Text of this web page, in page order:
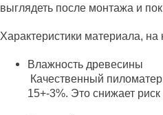
выглядеть после монтажа и
Характеристики материала,
Влажность древесины
Качественный
15+-3%. Это снижает